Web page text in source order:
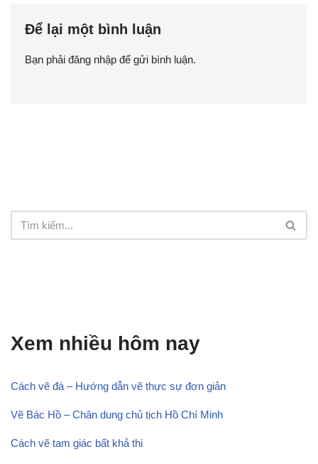
Để lại một bình luận
Bạn phải đăng nhập để gửi bình luận.
Xem nhiều hôm nay
Cách vẽ đá – Hướng dẫn vẽ thực sự đơn giản
Vẽ Bác Hồ – Chân dung chủ tịch Hồ Chí Minh
Cách vẽ tam giác bất khả thi